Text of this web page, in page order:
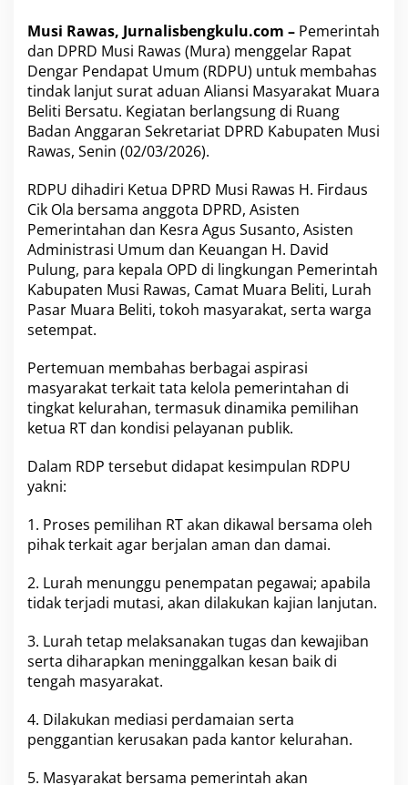
u
a
n
W
a
r
g
u
a
r
a
B
e
i
t
Musi Rawas, Jurnalisbengkulu.com – Pemerintah
dan DPRD Musi Rawas (Mura) menggelar Rapat
Dengar Pendapat Umum (RDPU) untuk membahas
tindak lanjut surat aduan Aliansi Masyarakat Muara
Beliti Bersatu. Kegiatan berlangsung di Ruang
Badan Anggaran Sekretariat DPRD Kabupaten Musi
Rawas, Senin (02/03/2026).
RDPU dihadiri Ketua DPRD Musi Rawas H. Firdaus
Cik Ola bersama anggota DPRD, Asisten
Pemerintahan dan Kesra Agus Susanto, Asisten
Administrasi Umum dan Keuangan H. David
Pulung, para kepala OPD di lingkungan Pemerintah
Kabupaten Musi Rawas, Camat Muara Beliti, Lurah
Pasar Muara Beliti, tokoh masyarakat, serta warga
setempat.
Pertemuan membahas berbagai aspirasi
masyarakat terkait tata kelola pemerintahan di
tingkat kelurahan, termasuk dinamika pemilihan
ketua RT dan kondisi pelayanan publik.
Dalam RDP tersebut didapat kesimpulan RDPU
yakni:
1. Proses pemilihan RT akan dikawal bersama oleh
pihak terkait agar berjalan aman dan damai.
2. Lurah menunggu penempatan pegawai; apabila
tidak terjadi mutasi, akan dilakukan kajian lanjutan.
3. Lurah tetap melaksanakan tugas dan kewajiban
serta diharapkan meninggalkan kesan baik di
tengah masyarakat.
4. Dilakukan mediasi perdamaian serta
penggantian kerusakan pada kantor kelurahan.
5. Masyarakat bersama pemerintah akan